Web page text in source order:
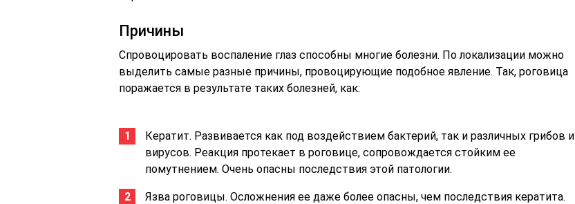
Причины
Спровоцировать воспаление глаз способны многие болезни. По локализации можно
выделить самые разные причины, провоцирующие подобное явление. Так, роговица
поражается в результате таких болезней, как:
Кератит. Развивается как под воздействием бактерий, так и различных грибов и
вирусов. Реакция протекает в роговице, сопровождается стойким ее
помутнением. Очень опасны последствия этой патологии.
Язва роговицы. Осложнения ее даже более опасны, чем последствия кератита.